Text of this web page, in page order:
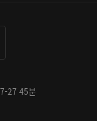
27 45분